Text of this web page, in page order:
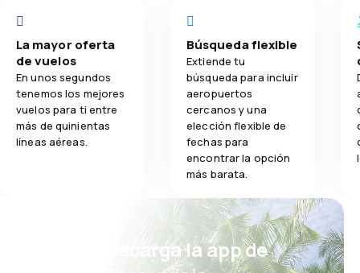
La mayor oferta
de vuelos
En unos segundos
tenemos los mejores
vuelos para ti entre
más de quinientas
líneas aéreas.
Búsqueda flexible
Extiende tu
búsqueda para incluir
aeropuertos
cercanos y una
elección flexible de
fechas para
encontrar la opción
más barata.
¡Eh! Descarga la app de